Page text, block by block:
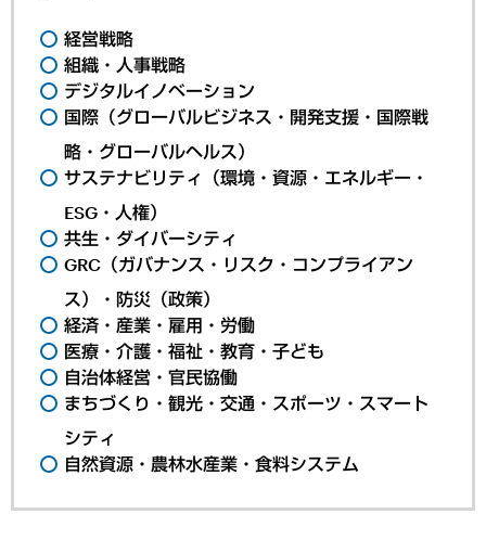
経営戦略
組織・人事戦略
デジタルイノベーション
国際（グローバルビジネス・開発支援・国際戦
略・グローバルヘルス）
サステナビリティ（環境・資源・エネルギー・
ESG・人権）
共生・ダイバーシティ
GRC（ガバナンス・リスク・コンプライアン
ス）・防災（政策）
経済・産業・雇用・労働
医療・介護・福祉・教育・子ども
自治体経営・官民協働
まちづくり・観光・交通・スポーツ・スマート
シティ
自然資源・農林水産業・食料システム